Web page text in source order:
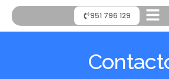
951 796 129